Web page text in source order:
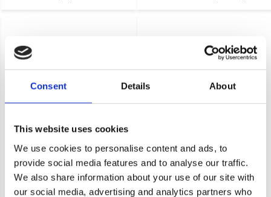
Consent Details About
This website uses cookies
We use cookies to personalise content and ads, to
provide social media features and to analyse our traffic.
We also share information about your use of our site with
our social media, advertising and analytics partners who
125mm, elastycznej gumy,
200KG
Zestawy kołowe
transportowe Wzmocniona
elastycznej gumy, 200KG
Zestawy kołowe
transportowe Wzmocniona